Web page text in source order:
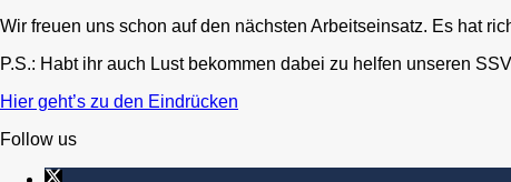
Wir freuen uns schon auf den nächsten Arbeitseinsatz. Es hat
P.S.: Habt ihr auch Lust bekommen dabei zu helfen unseren
Hier geht’s zu den Eindrücken
Follow us